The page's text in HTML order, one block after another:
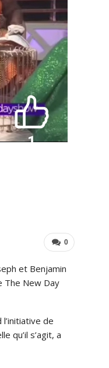
0
et Benjamin
The New Day
de
qu’il s’agit, a